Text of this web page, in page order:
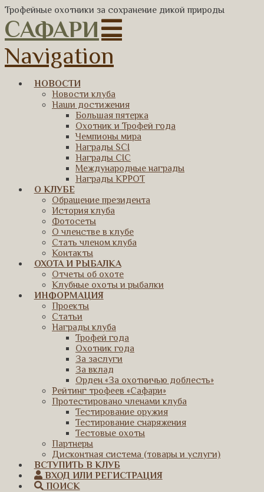
Трофейные охотники за сохранение дикой природы
САФАРИ
Navigation
НОВОСТИ
Новости клуба
Наши достижения
Большая пятерка
Охотник и Трофей года
Чемпионы мира
Награды SCI
Награды CIC
Международные награды
Награды КРРОТ
О КЛУБЕ
Обращение президента
История клуба
Фотосеты
О членстве в клубе
Стать членом клуба
Контакты
ОХОТА И РЫБАЛКА
Отчеты об охоте
Клубные охоты и рыбалки
ИНФОРМАЦИЯ
Проекты
Статьи
Награды клуба
Трофей года
Охотник года
За заслуги
За вклад
Орден «За охотничью доблесть»
Рейтинг трофеев «Сафари»
Протестировано членами клуба
Тестирование оружия
Тестирование снаряжения
Тестовые охоты
Партнеры
Дисконтная система (товары и услуги)
ВСТУПИТЬ В КЛУБ
ВХОД ИЛИ РЕГИСТРАЦИЯ
ПОИСК